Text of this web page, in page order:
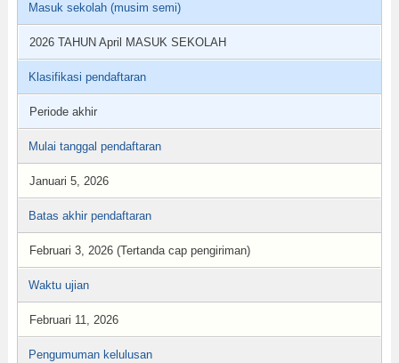
Masuk sekolah (musim semi)
2026 TAHUN April MASUK SEKOLAH
Klasifikasi pendaftaran
Periode akhir
Mulai tanggal pendaftaran
Januari 5, 2026
Batas akhir pendaftaran
Februari 3, 2026 (Tertanda cap pengiriman)
Waktu ujian
Februari 11, 2026
Pengumuman kelulusan